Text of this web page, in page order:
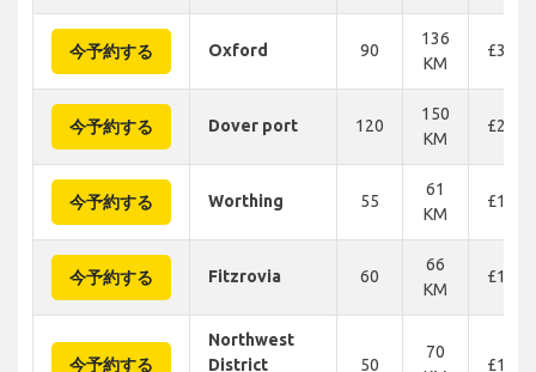
今予約する Oxford 90
136
KM
£340
今予約する Dover port 120
150
KM
£278
今予約する Worthing 55
61
KM
£177
今予約する Fitzrovia 60
66
KM
£139
今予約する
Northwest
District
50
70
£147